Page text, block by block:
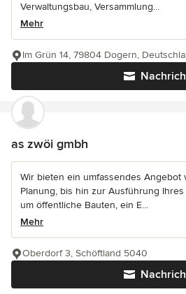
Verwaltungsbau, Versammlung...
Mehr
Im Grün 14, 79804 Dogern,
as zwöi gmbh
Wir bieten ein umfassendes Angebot
Planung, bis hin zur Ausführung
um öffentliche Bauten, ein E...
Mehr
Oberdorf 3, Schöftland 5040